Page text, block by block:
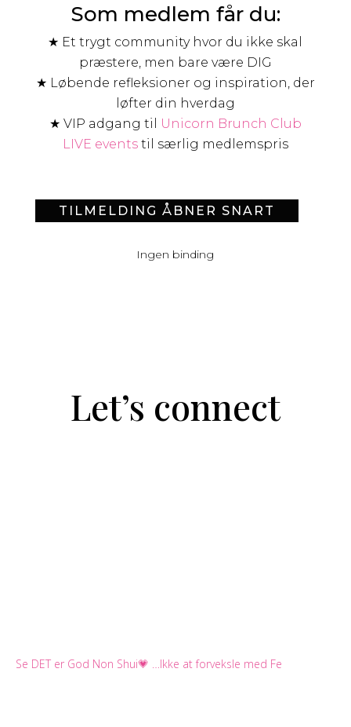
Som medlem får du:
★ Et trygt community hvor du ikke skal
præstere, men bare være DIG
★ Løbende refleksioner og inspiration, der
løfter din hverdag
★ VIP adgang til
Unicorn Brunch Club
LIVE eventstil særlig medlemspris
TILMELDING ÅBNER SNART
Ingen binding
Let’s connect
Se DET er God Non Shui💗 …Ikke at forveksle med Fe